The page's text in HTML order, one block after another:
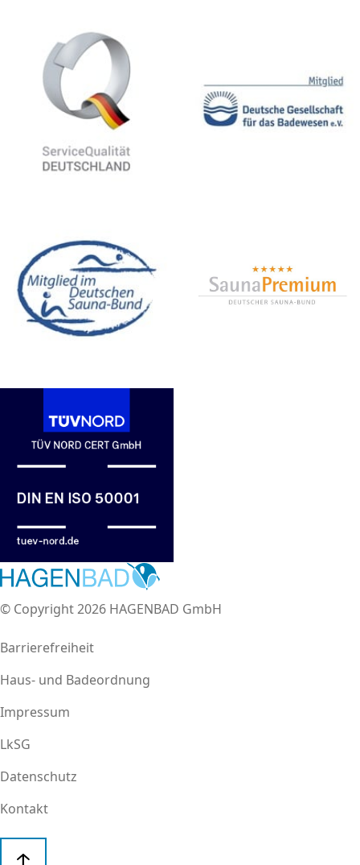
© Copyright 2026 HAGENBAD GmbH
Barrierefreiheit
Haus- und Badeordnung
Impressum
LkSG
Datenschutz
Kontakt
Cookie-Einstellungen